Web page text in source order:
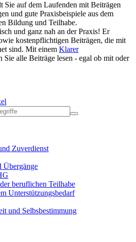
auf dem Laufenden mit Beiträgen
und gute Praxisbeispiele aus dem
Bildung und Teilhabe.
und ganz nah an der Praxis! Er
kostenpflichtigen Beiträgen, die mit
sind. Mit einem Klarer
Sie alle Beiträge lesen - egal ob mit oder
Zuverdienst
Übergänge
beruflichen Teilhabe
Unterstützungsbedarf
und Selbsbestimmung